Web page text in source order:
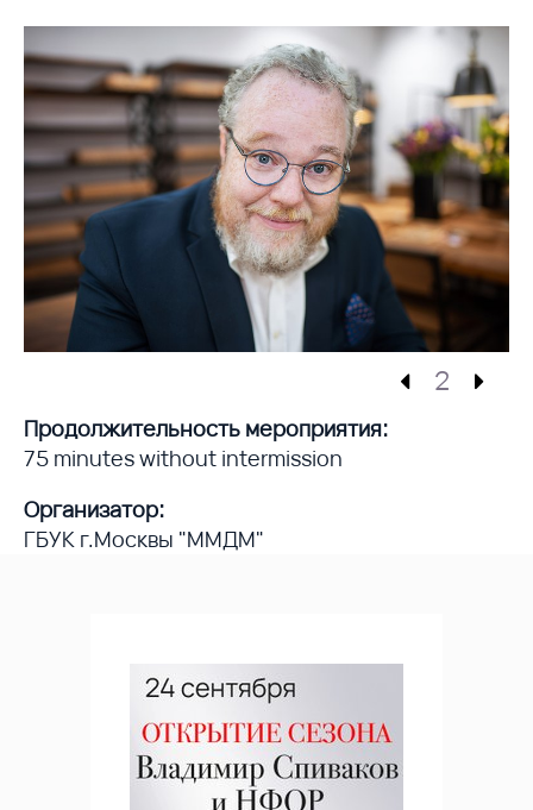
2
Продолжительность мероприятия:
75 minutes without intermission
Организатор:
ГБУК г.Москвы "ММДМ"